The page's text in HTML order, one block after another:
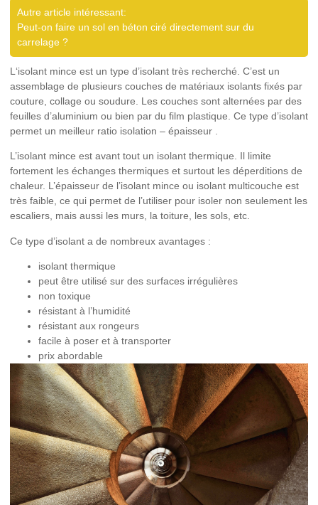
Autre article intéressant:
Peut-on faire un sol en béton ciré directement sur du
carrelage ?
L ‘isolant mince est un type d’isolant très recherché. C’est un
assemblage de plusieurs couches de matériaux isolants fixés par
couture, collage ou soudure. Les couches sont alternées par des
feuilles d’aluminium ou bien par du film plastique. Ce type d’isolant
permet un meilleur ratio isolation – épaisseur .
L’isolant mince est avant tout un isolant thermique. Il limite
fortement les échanges thermiques et surtout les déperditions de
chaleur. L’épaisseur de l’isolant mince ou isolant multicouche est
très faible, ce qui permet de l’utiliser pour isoler non seulement les
escaliers, mais aussi les murs, la toiture, les sols, etc.
Ce type d’isolant a de nombreux avantages :
isolant thermique
peut être utilisé sur des surfaces irrégulières
non toxique
résistant à l’humidité
résistant aux rongeurs
facile à poser et à transporter
prix abordable